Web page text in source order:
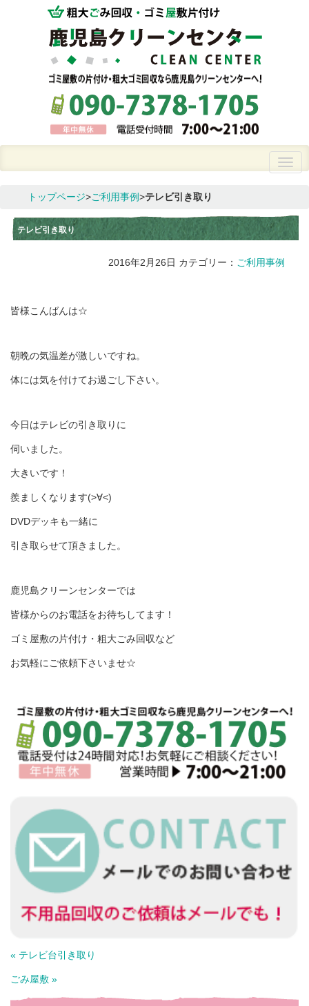
トップページ>ご利用事例>テレビ引き取り
テレビ引き取り
2016年2月26日 カテゴリー： ご利用事例
皆様こんばんは☆
朝晩の気温差が激しいですね。
体には気を付けてお過ごし下さい。
今日はテレビの引き取りに
伺いました。
大きいです！
羨ましくなります(>∀<)
DVDデッキも一緒に
引き取らせて頂きました。
鹿児島クリーンセンターでは
皆様からのお電話をお待ちしてます！
ゴミ屋敷の片付け・粗大ごみ回収など
お気軽にご依頼下さいませ☆
« テレビ台引き取り
ごみ屋敷 »